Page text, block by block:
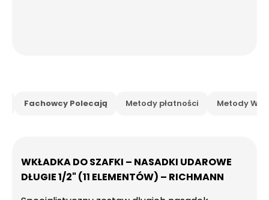
Fachowcy Polecają Metody płatności Metody
WKŁADKA DO SZAFKI – NASADKI UDAROWE
DŁUGIE 1/2" (11 ELEMENTÓW) – RICHMANN